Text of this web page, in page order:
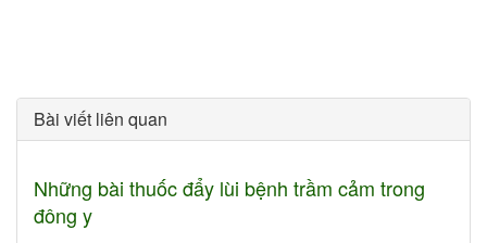
Bài viết liên quan
Những bài thuốc đẩy lùi bệnh trầm cảm trong
đông y